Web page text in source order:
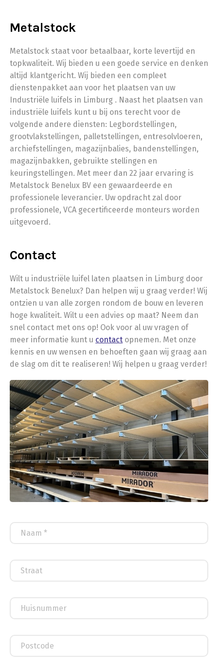
Metalstock
Metalstock staat voor betaalbaar, korte levertijd en
topkwaliteit. Wij bieden u een goede service en denken
altijd klantgericht. Wij bieden een compleet
dienstenpakket aan voor het plaatsen van uw
Industriële luifels in Limburg . Naast het plaatsen van
industriële luifels kunt u bij ons terecht voor de
volgende andere diensten: Legbordstellingen,
grootvlakstellingen, palletstellingen, entresolvloeren,
archiefstellingen, magazijnbalies, bandenstellingen,
magazijnbakken, gebruikte stellingen en
keuringstellingen. Met meer dan 22 jaar ervaring is
Metalstock Benelux BV een gewaardeerde en
professionele leverancier. Uw opdracht zal door
professionele, VCA gecertificeerde monteurs worden
uitgevoerd.
Contact
Wilt u industriële luifel laten plaatsen in Limburg door
Metalstock Benelux? Dan helpen wij u graag verder! Wij
ontzien u van alle zorgen rondom de bouw en leveren
hoge kwaliteit. Wilt u een advies op maat? Neem dan
snel contact met ons op! Ook voor al uw vragen of
meer informatie kunt u contact opnemen. Met onze
kennis en uw wensen en behoeften gaan wij graag aan
de slag om dit te realiseren! Wij helpen u graag verder!